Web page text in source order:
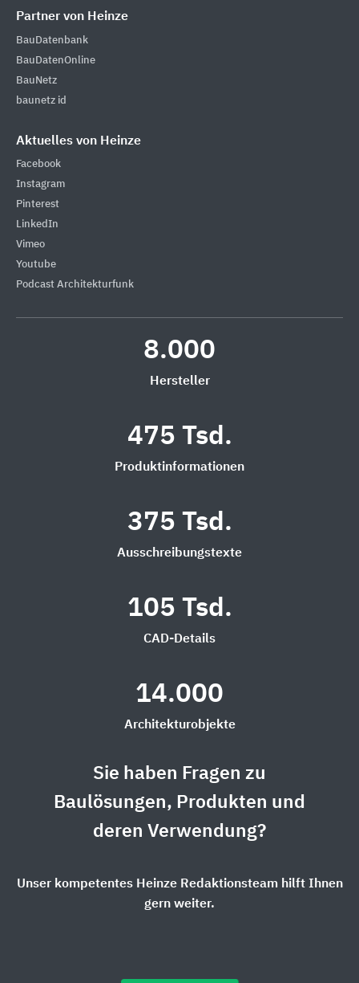
Partner von Heinze
BauDatenbank
BauDatenOnline
BauNetz
baunetz id
Aktuelles von Heinze
Facebook
Instagram
Pinterest
LinkedIn
Vimeo
Youtube
Podcast Architekturfunk
8.000
Hersteller
475 Tsd.
Produktinformationen
375 Tsd.
Ausschreibungstexte
105 Tsd.
CAD-Details
14.000
Architekturobjekte
Sie haben Fragen zu
Baulösungen, Produkten und
deren Verwendung?
Unser kompetentes Heinze Redaktionsteam hilft Ihnen
gern weiter.